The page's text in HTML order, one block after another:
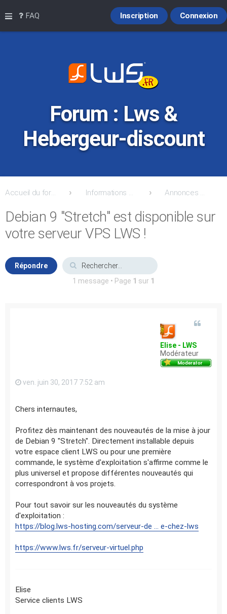
Raccourcis
FAQ Connexion
Inscription
Forum : Lws &
Hebergeur-discount
Accueil du forum Informations Hebergeur-Discount.com & lws Annonces & nouveautés Hebergeur-Discount & Lws
Debian 9 "Stretch" est disponible sur
votre serveur VPS LWS !
Répondre
1 message • Page 1 sur 1
Elise - LWS
Modérateur
ven. juin 30, 2017 7:52 am
Chers internautes,
Profitez dès maintenant des nouveautés de la mise à jour
de Debian 9 "Stretch". Directement installable depuis
votre espace client LWS ou pour une première
commande, le système d'exploitation s'affirme comme le
plus universel et propose différentes nouveautés qui
correspondront à vos projets.
Pour tout savoir sur les nouveautés du système
d'exploitation :
https://blog.lws-hosting.com/serveur-de ... e-chez-lws
https://www.lws.fr/serveur-virtuel.php
Elise
Service clients LWS